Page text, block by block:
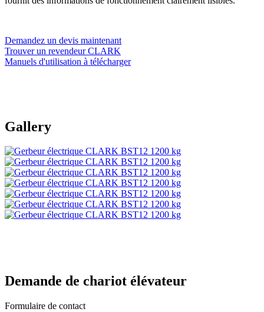
Demandez un devis maintenant
Trouver un revendeur CLARK
Manuels d'utilisation à télécharger
Gallery
Demande de chariot élévateur
Formulaire de contact